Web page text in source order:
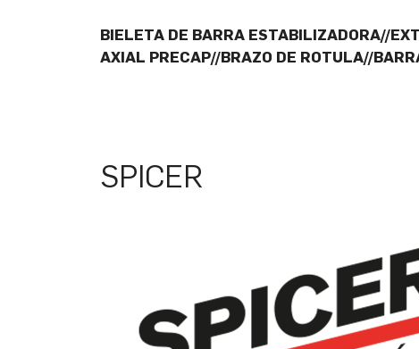
BIELETA DE BARRA ESTABILIZADORA//
AXIAL PRECAP//BRAZO DE ROTULA//
SPICER